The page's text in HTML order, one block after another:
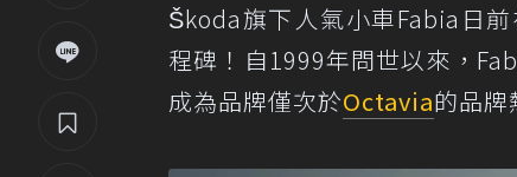
Škoda旗下人氣小車Fabia日
程碑！自1999年問世以來，
成為品牌僅次於Octavia的品牌